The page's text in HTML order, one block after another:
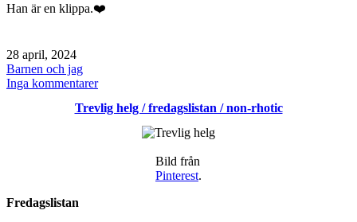
Han är en klippa.❤️
Publicerat
den
28 april, 2024
Kategoriserat
som
Barnen och jag
Inga kommentarertill
/
Trevlig helg / fredagslistan / non-rhotic
Bild från
Pinterest.
Fredagslistan